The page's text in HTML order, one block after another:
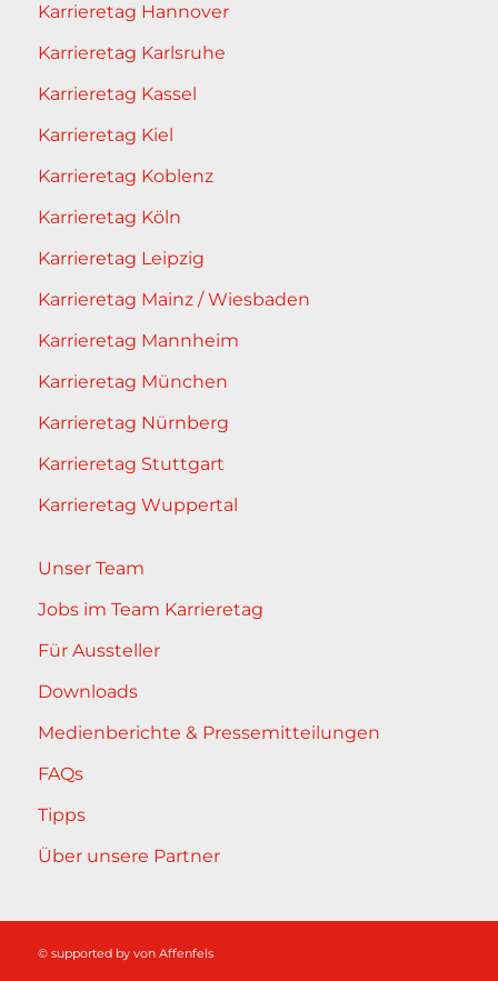
Karrieretag Hannover
Karrieretag Karlsruhe
Karrieretag Kassel
Karrieretag Kiel
Karrieretag Koblenz
Karrieretag Köln
Karrieretag Leipzig
Karrieretag Mainz / Wiesbaden
Karrieretag Mannheim
Karrieretag München
Karrieretag Nürnberg
Karrieretag Stuttgart
Karrieretag Wuppertal
Unser Team
Jobs im Team Karrieretag
Für Aussteller
Downloads
Medienberichte & Pressemitteilungen
FAQs
Tipps
Über unsere Partner
© supported by von Affenfels